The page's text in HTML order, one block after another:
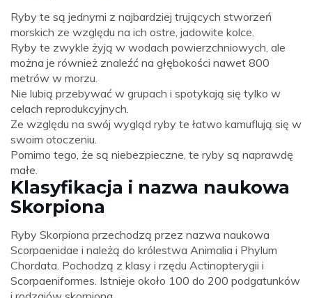
Ryby te są jednymi z najbardziej trujących stworzeń
morskich ze względu na ich ostre, jadowite kolce.
Ryby te zwykle żyją w wodach powierzchniowych, ale
można je również znaleźć na głębokości nawet 800
metrów w morzu.
Nie lubią przebywać w grupach i spotykają się tylko w
celach reprodukcyjnych.
Ze względu na swój wygląd ryby te łatwo kamuflują się w
swoim otoczeniu.
Pomimo tego, że są niebezpieczne, te ryby są naprawdę
małe.
Klasyfikacja i nazwa naukowa
Skorpiona
Ryby Skorpiona przechodzą przez nazwa naukowa
Scorpaenidae i należą do królestwa Animalia i Phylum
Chordata. Pochodzą z klasy i rzędu Actinopterygii i
Scorpaeniformes. Istnieje około 100 do 200 podgatunków